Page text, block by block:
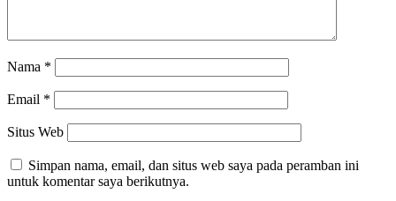
Nama *
Email *
Situs Web
Simpan nama, email, dan situs web saya pada peramban ini
untuk komentar saya berikutnya.